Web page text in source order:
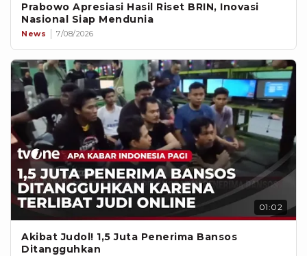
Prabowo Apresiasi Hasil Riset BRIN, Inovasi
Nasional Siap Mendunia
News 7/08/2026
01:02
Akibat Judol! 1,5 Juta Penerima Bansos
Ditangguhkan